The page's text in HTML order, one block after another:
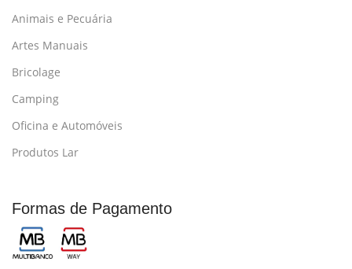
Animais e Pecuária
Artes Manuais
Bricolage
Camping
Oficina e Automóveis
Produtos Lar
Formas de Pagamento